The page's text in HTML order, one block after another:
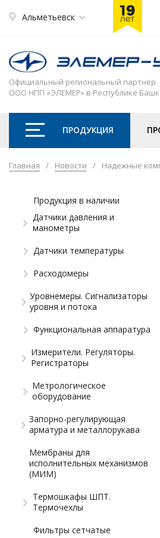
Альметьевск
Официальный региональный партнер
ООО НПП «ЭЛЕМЕР» в Республике
ПРОДУКЦИЯ
Главная / Новости / Надежные
Продукция в наличии
Датчики давления и
манометры
Датчики температуры
Расходомеры
Уровнемеры. Сигнализаторы
уровня и потока
Функциональная аппаратура
Измерители. Регуляторы.
Регистраторы
Метрологическое
оборудование
Запорно-регулирующая
арматура и металлорукава
Мембраны для
исполнительных механизмов
(МИМ)
Термошкафы ШПТ.
Термочехлы
Фильтры сетчатые